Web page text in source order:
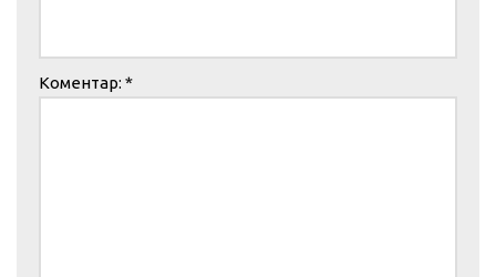
Коментар: *